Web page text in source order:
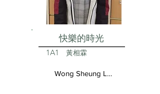
快樂的時光
1A1 黃相霖
Wong Sheung Lam